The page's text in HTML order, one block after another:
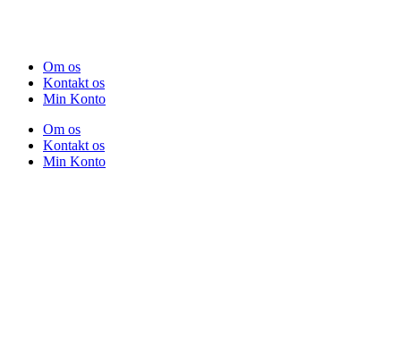
Om os
Kontakt os
Min Konto
Om os
Kontakt os
Min Konto